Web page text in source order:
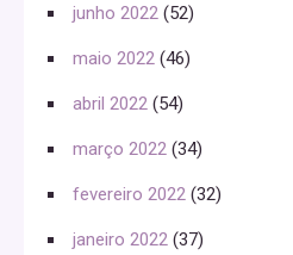
junho 2022 (52)
maio 2022 (46)
abril 2022 (54)
março 2022 (34)
fevereiro 2022 (32)
janeiro 2022 (37)